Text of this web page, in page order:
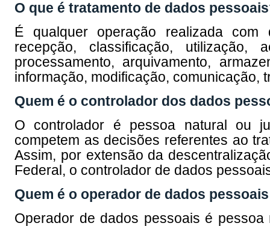
O que é tratamento de dados
É qualquer operação realizada com
recepção, classificação, utilização,
processamento, arquivamento,
informação, modificação, comunicação,
Quem é o controlador dos dados
O controlador é pessoa natural ou
competem as decisões referentes ao
Assim, por extensão da
Federal, o controlador de dados
Quem é o operador de dados
Operador de dados pessoais é